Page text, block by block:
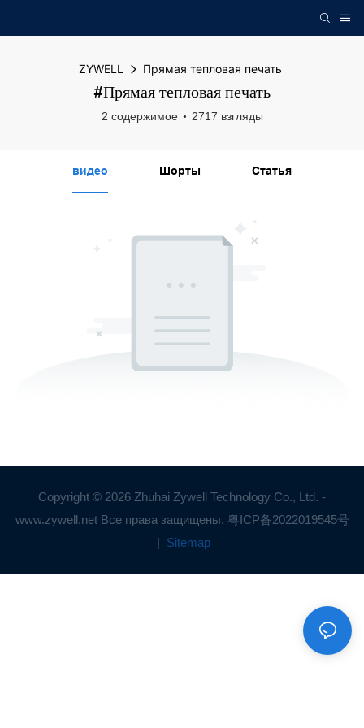
ZYWELL Прямая тепловая печать
#Прямая тепловая печать
2 содержимое 2717 взгляды
видео Шорты Статья
Copyright © 2026 Zhuhai Zywell Technology Co., Ltd. -
www.zywell.net Все права защищены. 粤ICP备2022019545号
| Sitemap